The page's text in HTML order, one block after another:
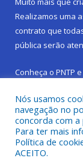
Realizamos uma
contrato que
pública serão
Conheça o PNTP e
Todos os
Nós usamos
navegação no
concorda com
Para ter mais
Política de
ACEITO.